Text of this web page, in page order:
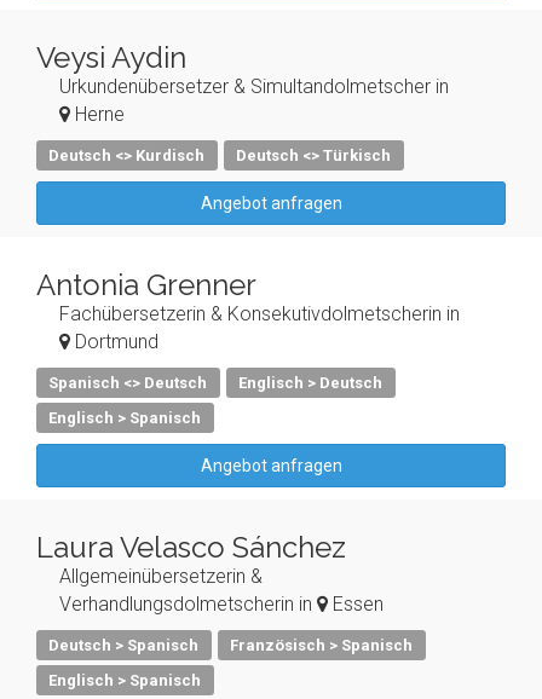
Veysi Aydin
Urkundenübersetzer & Simultandolmetscher in
Herne
Deutsch <> Kurdisch Deutsch <> Türkisch
Angebot anfragen
Antonia Grenner
Fachübersetzerin & Konsekutivdolmetscherin in
Dortmund
Spanisch <> Deutsch
Englisch > Deutsch
Englisch > Spanisch
Angebot anfragen
Laura Velasco Sánchez
Allgemeinübersetzerin &
Verhandlungsdolmetscherin in
Essen
Deutsch > Spanisch
Französisch > Spanisch
Englisch > Spanisch